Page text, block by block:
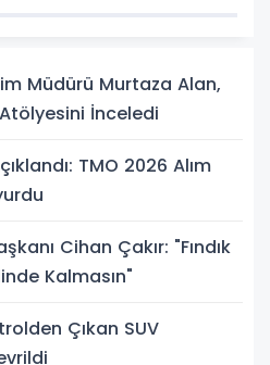
Müdürü Murtaza Alan,
İnceledi
TMO 2026 Alım
Cihan Çakır: "Fındık
Kalmasın"
Çıkan SUV